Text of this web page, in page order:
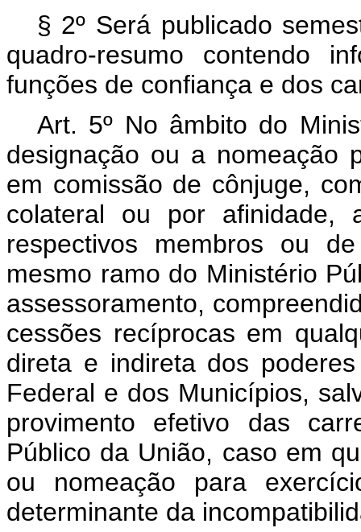
§ 2º Será publicado
quadro-resumo contendo
funções de confiança e dos
Art. 5º No âmbito do
designação ou a nomeação
em comissão de cônjuge,
colateral ou por afinidade,
respectivos membros ou
mesmo ramo do Ministério
assessoramento,
cessões recíprocas em
direta e indireta dos
Federal e dos Municípios,
provimento efetivo das
Público da União, caso em
ou nomeação para
determinante da